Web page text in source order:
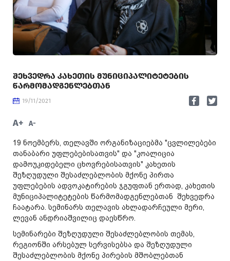
ᲨᲔᲮᲕᲔᲓᲠᲐ ᲙᲐᲮᲔᲗᲘᲡ ᲛᲣᲜᲘᲪᲘᲞᲐᲚᲘᲢᲔᲢᲔᲑᲘᲡ
ᲬᲐᲠᲛᲝᲛᲐᲓᲒᲔᲜᲚᲔᲑᲗᲐᲜ
19/11/2021
A+ A-
19 ნოემბერს, თელავში ორგანიზაციებმა "ცვლილებები
თანაბარი უფლებებისათვის" და "კოალიცია
დამოუკიდებელი ცხოვრებისათვის" კახეთის
შეზღუდული შესაძლებლობის მქონე პირთა
უფლებების ადვოკატირების ჯგუფთან ერთად, კახეთის
მუნიციპალიტეტების წარმომადგენლებთან შეხვედრა
ჩაატარა. სემინარს თელავის ახლადარჩეული მერი,
ლევან ანდრიაშვილიც დაესწრო.
სემინარები შეზღუდული შესაძლებლობის თემას,
რეგიონში არსებულ სერვისებსა და შეზღუდული
შესაძლებლობის მქონე პირების მშობლებთან